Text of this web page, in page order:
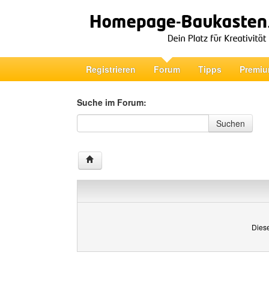
Registrieren Forum Tipps
Suche im Forum:
Suche im Forum
Suchen